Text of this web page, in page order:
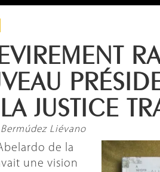
JUSTICE
Liévano
de la
une vision